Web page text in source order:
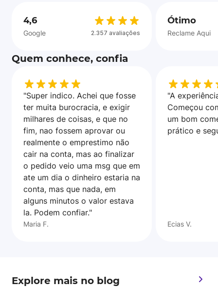
4,6
Google 2.357 avaliações
Ótimo
Reclame Aqui
Quem conhece, confia
"Super indico. Achei que fosse
ter muita burocracia, e exigir
milhares de coisas, e que no
fim, nao fossem aprovar ou
realmente o emprestimo não
cair na conta, mas ao finalizar
o pedido veio uma msg que em
ate um dia o dinheiro estaria na
conta, mas que nada, em
alguns minutos o valor estava
la. Podem confiar."
Maria F.
"A
Começou
um bom
prático e
Ecias V.
Explore mais no blog